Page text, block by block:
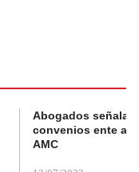
Abogados
convenios ente
AMC